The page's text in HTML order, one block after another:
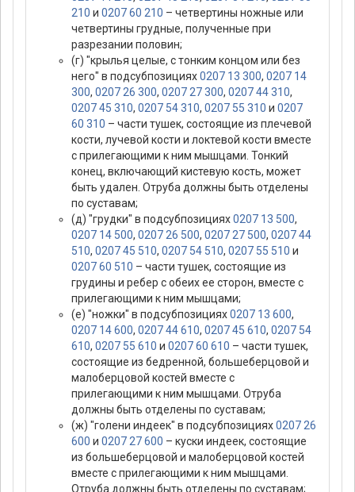
210 и 0207 60 210 – четвертины ножные или
четвертины грудные, полученные при
разрезании половин;
(г) "крылья целые, с тонким концом или без
него" в подсубпозициях0207 13 300, 0207 14
300, 0207 26 300, 0207 27 300, 0207 44 310,
0207 45 310, 0207 54 310, 0207 55 310 и 0207
60 310 – части тушек, состоящие из плечевой
кости, лучевой кости и локтевой кости вместе
с прилегающими к ним мышцами. Тонкий
конец, включающий кистевую кость, может
быть удален. Отруба должны быть отделены
по суставам;
(д) "грудки" в подсубпозициях0207 13 500,
0207 14 500, 0207 26 500, 0207 27 500, 0207 44
510, 0207 45 510, 0207 54 510, 0207 55 510 и
0207 60 510 – части тушек, состоящие из
грудины и ребер с обеих ее сторон, вместе с
прилегающими к ним мышцами;
(е) "ножки" в подсубпозициях0207 13 600,
0207 14 600, 0207 44 610, 0207 45 610, 0207 54
610, 0207 55 610 и 0207 60 610 – части тушек,
состоящие из бедренной, большеберцовой и
малоберцовой костей вместе с
прилегающими к ним мышцами. Отруба
должны быть отделены по суставам;
(ж) "голени индеек" в подсубпозициях0207 26
600 и 0207 27 600 – куски индеек, состоящие
из большеберцовой и малоберцовой костей
вместе с прилегающими к ним мышцами.
Отруба должны быть отделены по суставам;